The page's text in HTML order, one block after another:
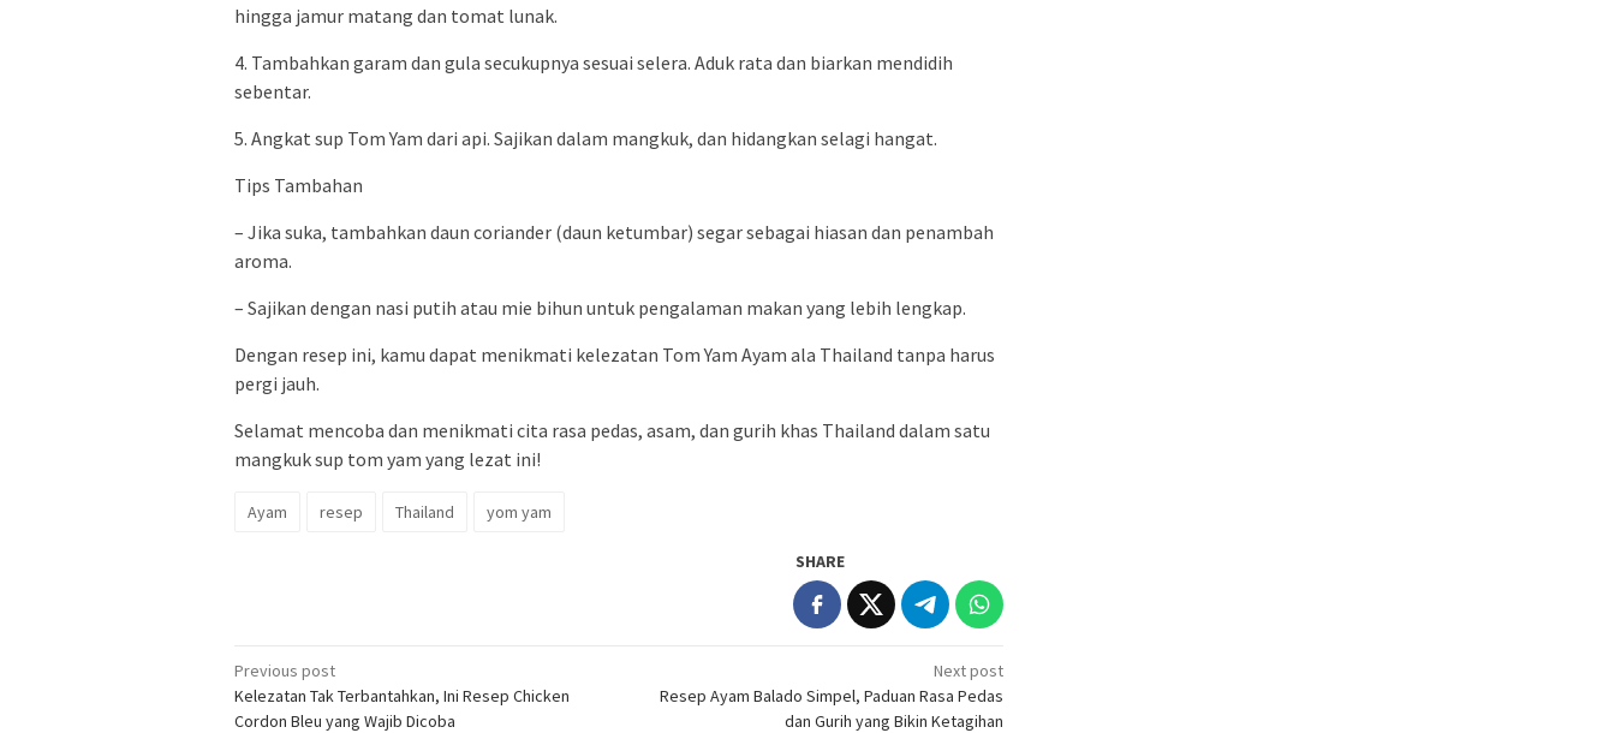
hingga jamur matang dan tomat lunak.
4. Tambahkan garam dan gula secukupnya sesuai selera. Aduk rata dan biarkan mendidih
sebentar.
5. Angkat sup Tom Yam dari api. Sajikan dalam mangkuk, dan hidangkan selagi hangat.
Tips Tambahan
– Jika suka, tambahkan daun coriander (daun ketumbar) segar sebagai hiasan dan penambah
aroma.
– Sajikan dengan nasi putih atau mie bihun untuk pengalaman makan yang lebih lengkap.
Dengan resep ini, kamu dapat menikmati kelezatan Tom Yam Ayam ala Thailand tanpa harus
pergi jauh.
Selamat mencoba dan menikmati cita rasa pedas, asam, dan gurih khas Thailand dalam satu
mangkuk sup tom yam yang lezat ini!
Ayam resep Thailand yom yam
SHARE
Post
navigation
Previous post
Kelezatan Tak Terbantahkan, Ini Resep Chicken
Cordon Bleu yang Wajib Dicoba
Next post
Resep Ayam Balado Simpel, Paduan Rasa Pedas
dan Gurih yang Bikin Ketagihan